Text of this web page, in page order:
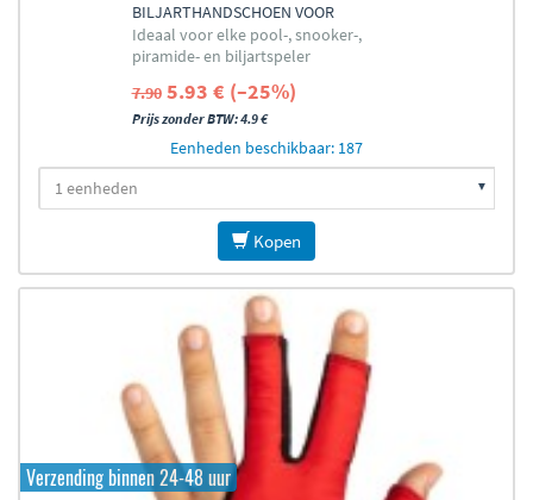
BILJARTHANDSCHOEN VOOR
RECHTERHAND
Ideaal voor elke pool-, snooker-,
piramide- en biljartspeler
7.90 5.93 € (–25%)
Prijs zonder BTW: 4.9 €
Eenheden beschikbaar: 187
Kopen
Verzending binnen 24-48 uur